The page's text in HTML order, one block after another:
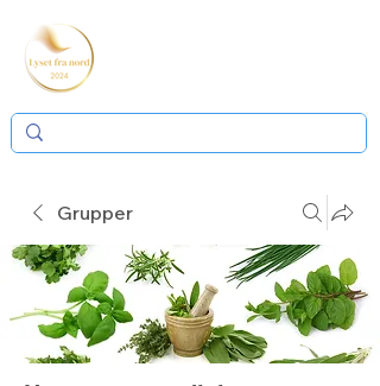
Grupper